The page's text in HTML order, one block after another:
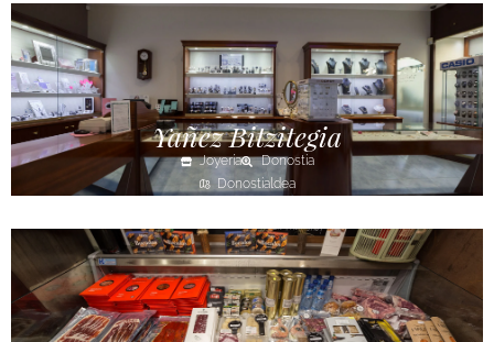
Yañez Bitzitegia
Joyería
Donostia
Donostialdea